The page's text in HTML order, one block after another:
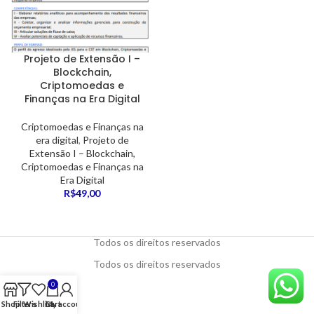
Projeto de Extensão I –
Blockchain,
Criptomoedas e
Finanças na Era Digital
Criptomoedas e Finanças na
era digital, Projeto de
Extensão I – Blockchain,
Criptomoedas e Finanças na
Era Digital
R$49,00
Todos os direitos reservados
Todos os direitos reservados
ShopFiltersWishlist
0
Cart
My account